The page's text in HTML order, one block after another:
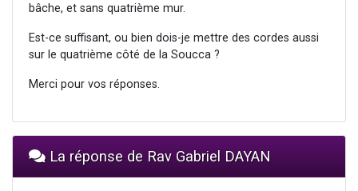
bâche, et sans quatrième mur.
Est-ce suffisant, ou bien dois-je mettre des cordes aussi
sur le quatrième côté de la Soucca ?
Merci pour vos réponses.
La réponse de Rav Gabriel DAYAN